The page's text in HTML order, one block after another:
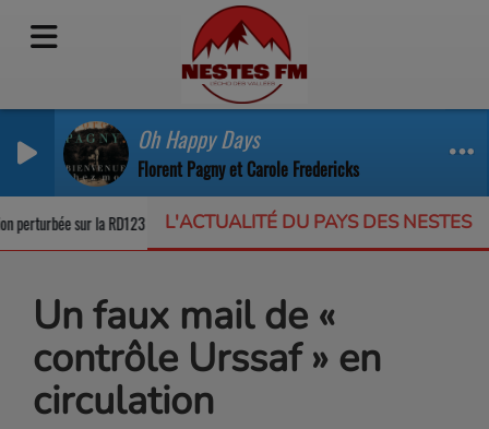
Oh Happy Days
Florent Pagny et Carole Fredericks
L'ACTUALITÉ DU PAYS DES NESTES
sur la RD123 Un appel à projets pour protéger la biodiversité
Un faux mail de «
contrôle Urssaf » en
circulation